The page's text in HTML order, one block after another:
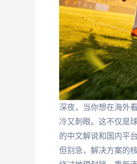
深夜，当你想在海外
冷又刺眼。这不仅是
的中文解说和国内平
但别急，解决方案的